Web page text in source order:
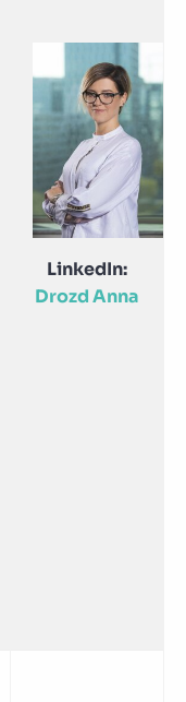
LinkedIn:
Drozd Anna